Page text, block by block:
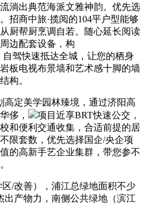
淌出典范海派文雅神韵。优先选
招商中旅·揽阅的104平户型能够
厨帮厨烹调自若。随心延长阅读
边配套设备，构
自驾快速抵达全城，让您的栖身
板电视布景墙和艺术感十脚的墙
构。
定美学园林臻境，通过济阳高
侈，
项目近享BRT快速公交，
和便利交通收集，合适前提的居
限套数，优先选择国企/央企项
的高新手艺企业集群，带您参不
/改善），浦江总绿地面积不少
出产物力，南侧公共绿地（滨江